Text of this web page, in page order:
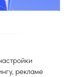
рекламе